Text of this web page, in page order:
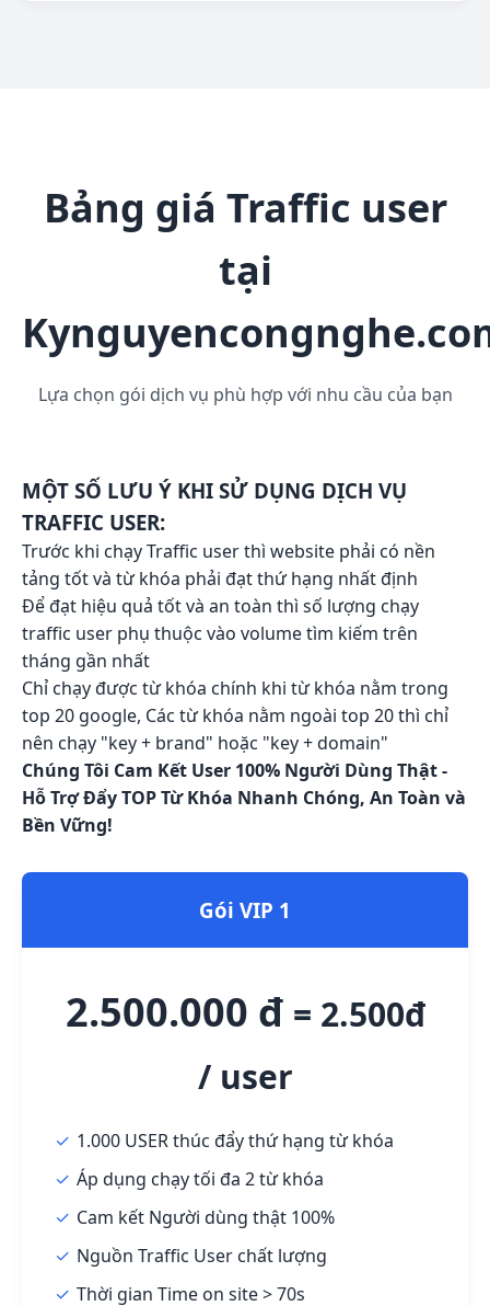
Bảng giá Traffic user
tại
Lựa chọn gói dịch vụ phù hợp với nhu cầu của bạn
MỘT SỐ LƯU Ý KHI SỬ DỤNG DỊCH VỤ
TRAFFIC USER:
Trước khi chạy Traffic user thì website phải có nền
tảng tốt và từ khóa phải đạt thứ hạng nhất định
Để đạt hiệu quả tốt và an toàn thì số lượng chạy
traffic user phụ thuộc vào volume tìm kiếm trên
tháng gần nhất
Chỉ chạy được từ khóa chính khi từ khóa nằm trong
top 20 google, Các từ khóa nằm ngoài top 20 thì chỉ
nên chạy "key + brand" hoặc "key + domain"
Chúng Tôi Cam Kết User 100% Người Dùng Thật -
Hỗ Trợ Đẩy TOP Từ Khóa Nhanh Chóng, An Toàn và
Bền Vững!
Gói VIP 1
2.500.000 đ = 2.500đ
/ user
1.000 USER thúc đẩy thứ hạng từ khóa
Áp dụng chạy tối đa 2 từ khóa
Cam kết Người dùng thật 100%
Nguồn Traffic User chất lượng
Thời gian Time on site > 70s